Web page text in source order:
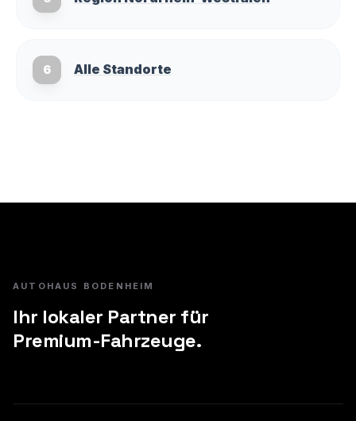
6 Alle Standorte
AUTOHAUS BODENHEIM
Ihr lokaler Partner für
Premium-Fahrzeuge.